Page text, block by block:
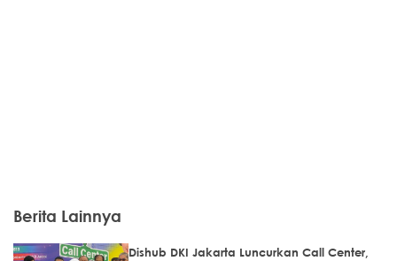
Berita Lainnya
Dishub DKI Jakarta Luncurkan Call Center,